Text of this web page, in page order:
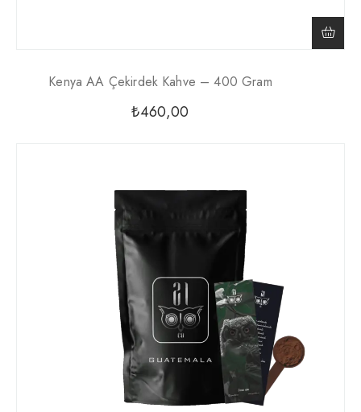
Kenya AA Çekirdek Kahve – 400 Gram
₺460,00